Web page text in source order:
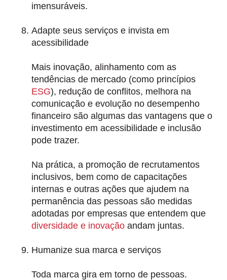
imensuráveis.
Adapte seus serviços e invista em
acessibilidade
Mais inovação, alinhamento com as
tendências de mercado (como princípios
ESG), redução de conflitos, melhora na
comunicação e evolução no desempenho
financeiro são algumas das vantagens que o
investimento em acessibilidade e inclusão
pode trazer.
Na prática, a promoção de recrutamentos
inclusivos, bem como decapacitações
internas e outras ações que ajudem na
permanência das pessoas são medidas
adotadas por empresas que entendem que
diversidade e inovação andam juntas.
Humanize sua marca e serviços
Toda marca gira em torno de pessoas.